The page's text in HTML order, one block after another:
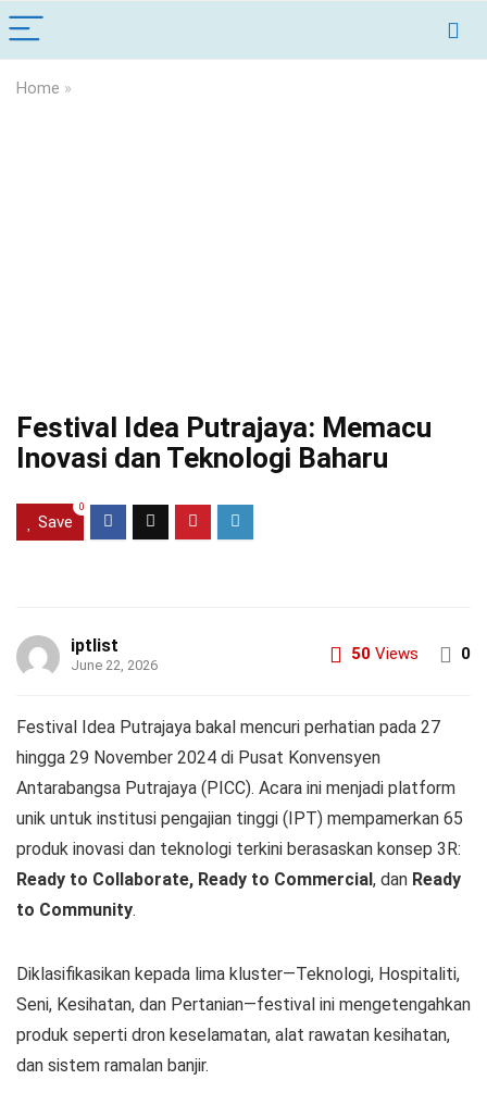
Home »
Festival Idea Putrajaya: Memacu
Inovasi dan Teknologi Baharu
Save
0
iptlist
June 22, 2026
50 Views 0
Festival Idea Putrajaya bakal mencuri perhatian pada 27
hingga 29 November 2024 di Pusat Konvensyen
Antarabangsa Putrajaya (PICC). Acara ini menjadi platform
unik untuk institusi pengajian tinggi (IPT) mempamerkan 65
produk inovasi dan teknologi terkini berasaskan konsep 3R:
Ready to Collaborate, Ready to Commercial, dan Ready
to Community.
Diklasifikasikan kepada lima kluster—Teknologi, Hospitaliti,
Seni, Kesihatan, dan Pertanian—festival ini mengetengahkan
produk seperti dron keselamatan, alat rawatan kesihatan,
dan sistem ramalan banjir.